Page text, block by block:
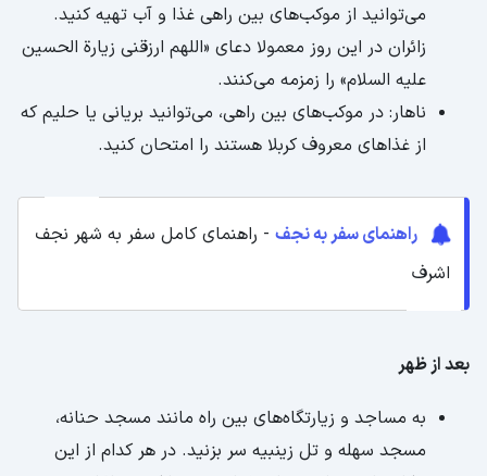
می‌توانید از موکب‌های بین راهی غذا و آب تهیه کنید.
زائران در این روز معمولا دعای «اللهم ارزقنی زیارة الحسین
علیه السلام» را زمزمه می‌کنند.
ناهار: در موکب‌های بین راهی، می‌توانید بریانی یا حلیم که
از غذاهای معروف کربلا هستند را امتحان کنید.
راهنمای سفر به نجف - راهنمای کامل سفر به شهر نجف
اشرف
بعد از ظهر
به مساجد و زیارتگاه‌های بین راه مانند مسجد حنانه،
مسجد سهله و تل زینبیه سر بزنید. در هر کدام از این